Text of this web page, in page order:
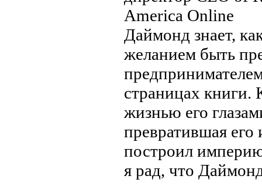
America Online
Даймонд знает,
желанием быть
страницах книги.
жизнью его
превратившая его
построил
я рад, что